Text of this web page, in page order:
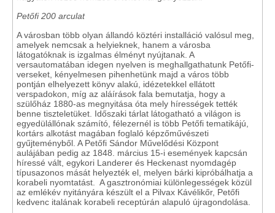
Petőfi 200 arculat
A városban több olyan állandó köztéri installáció valósul meg,
amelyek nemcsak a helyieknek, hanem a városba
látogatóknak is izgalmas élményt nyújtanak. A
versautomatában idegen nyelven is meghallgathatunk Petőfi-
verseket, kényelmesen pihenhetünk majd a város több
pontján elhelyezett könyv alakú, idézetekkel ellátott
verspadokon, míg az aláírások fala bemutatja, hogy a
szülőház 1880-as megnyitása óta mely hírességek tették
benne tiszteletüket. Időszaki tárlat látogatható a világon is
egyedülállónak számító, félezernél is több Petőfi tematikájú,
kortárs alkotást magában foglaló képzőművészeti
gyűjteményből. A Petőfi Sándor Művelődési Központ
aulájában pedig az 1848. március 15-i események kapcsán
híressé vált, egykori Landerer és Heckenast nyomdagép
típusazonos mását helyezték el, melyen bárki kipróbálhatja a
korabeli nyomtatást. A gasztronómiai különlegességek közül
az emlékév nyitányára készült el a Pilvax Kávélikőr, Petőfi
kedvenc italának korabeli receptúrán alapuló újragondolása.